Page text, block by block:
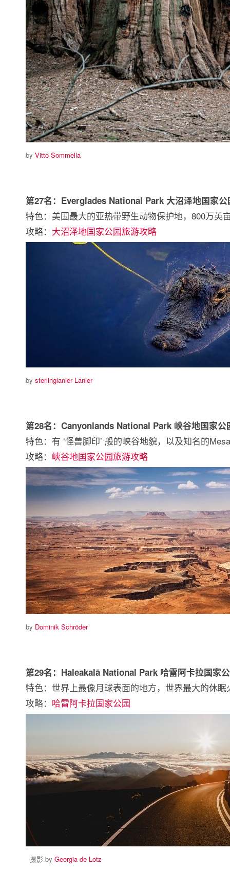
by Vitto Sommella
第27名：Everglades National Park 大沼泽地国家公
特色：美国最大的亚热带野生动物保护地，800万英
攻略： 大沼泽地国家公园旅游攻略
by sterlinglanier Lanier
第28名：Canyonlands National Park 峡谷地国家公
特色：有 ‘怪兽脚印’ 般的峡谷地貌，以及知名的
攻略： 峡谷地国家公园旅游攻略
by Dominik Schröder
第29名：Haleakalā National Park 哈雷阿卡拉国
特色：世界上最像月球表面的地方，世界最大的休
攻略： 哈雷阿卡拉国家公园
摄影 by Georgia de Lotz